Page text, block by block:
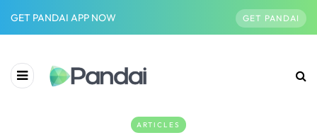
GET PANDAI APP NOW GET PANDAI
ARTICLES